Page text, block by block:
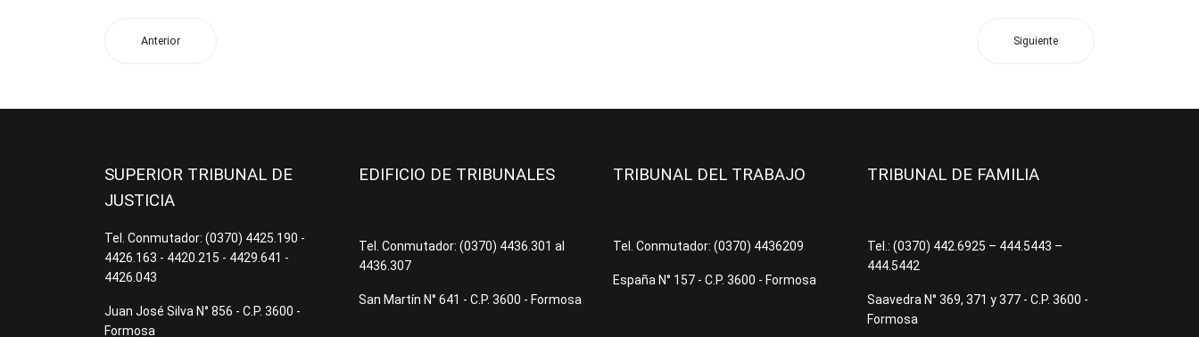
Anterior Siguiente
SUPERIOR TRIBUNAL DE
JUSTICIA
Tel. Conmutador: (0370) 4425.190 -
4426.163 - 4420.215 - 4429.641 -
4426.043
Juan José Silva N° 856 - C.P. 3600 -
Formosa
EDIFICIO DE TRIBUNALES
Tel. Conmutador: (0370) 4436.301 al
4436.307
San Martín N° 641 - C.P. 3600 - Formosa
TRIBUNAL DEL TRABAJO
Tel. Conmutador: (0370) 4436209
España N° 157 - C.P. 3600 - Formosa
TRIBUNAL DE FAMILIA
Tel.: (0370) 442.6925 – 444.5443 –
444.5442
Saavedra N° 369, 371 y 377 - C.P. 3600 -
Formosa